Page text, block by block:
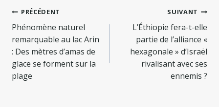
Navigation
de
l’article
PRÉCÉDENT
Phénomène naturel
remarquable au lac Arin
: Des mètres d’amas de
glace se forment sur la
plage
SUIVANT
L’Éthiopie fera-t-elle
partie de l’alliance «
hexagonale » d’Israël
rivalisant avec ses
ennemis ?